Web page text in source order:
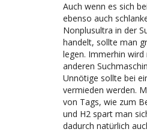
Auch wenn es sich
ebenso auch
Nonplusultra in der
handelt, sollte man
legen. Immerhin
anderen
Unnötige sollte bei
vermieden werden.
von Tags, wie zum
und H2 spart man
dadurch natürlich